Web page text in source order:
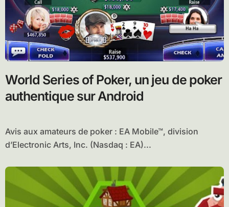
World Series of Poker, un jeu de poker
authentique sur Android
Avis aux amateurs de poker : EA Mobile™, division
d’Electronic Arts, Inc. (Nasdaq : EA)...